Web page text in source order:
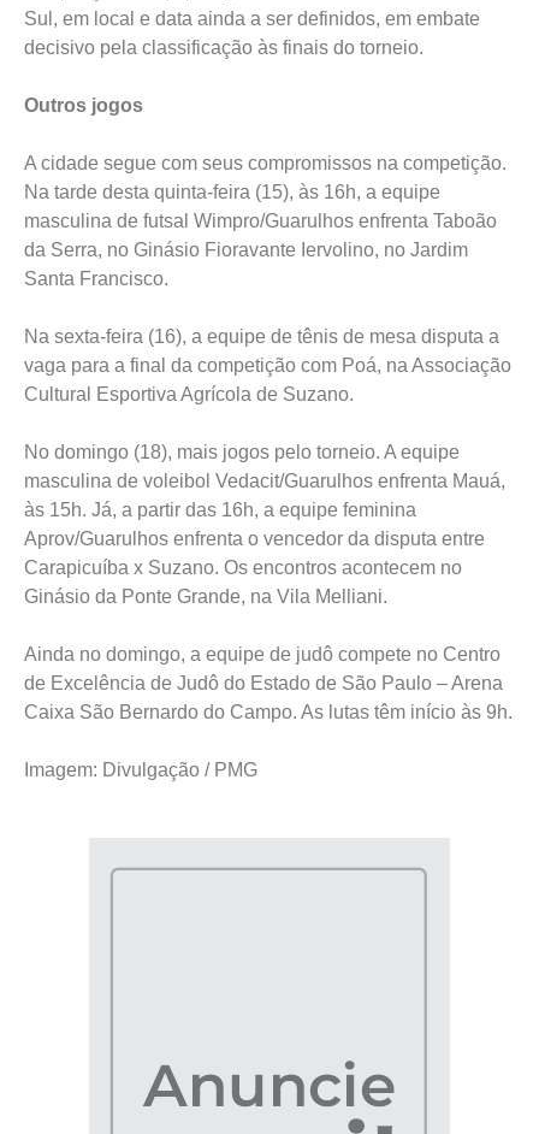
Sul, em local e data ainda a ser definidos, em embate
decisivo pela classificação às finais do torneio.
Outros jogos
A cidade segue com seus compromissos na competição.
Na tarde desta quinta-feira (15), às 16h, a equipe
masculina de futsal Wimpro/Guarulhos enfrenta Taboão
da Serra, no Ginásio Fioravante Iervolino, no Jardim
Santa Francisco.
Na sexta-feira (16), a equipe de tênis de mesa disputa a
vaga para a final da competição com Poá, na Associação
Cultural Esportiva Agrícola de Suzano.
No domingo (18), mais jogos pelo torneio. A equipe
masculina de voleibol Vedacit/Guarulhos enfrenta Mauá,
às 15h. Já, a partir das 16h, a equipe feminina
Aprov/Guarulhos enfrenta o vencedor da disputa entre
Carapicuíba x Suzano. Os encontros acontecem no
Ginásio da Ponte Grande, na Vila Melliani.
Ainda no domingo, a equipe de judô compete no Centro
de Excelência de Judô do Estado de São Paulo – Arena
Caixa São Bernardo do Campo. As lutas têm início às 9h.
Imagem: Divulgação / PMG